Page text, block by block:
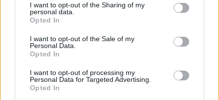
I want to opt-out of the Sharing of my
personal data.
Opted In
I want to opt-out of the Sale of my
Personal Data.
Opted In
I want to opt-out of processing my
Personal Data for Targeted Advertising.
Opted In